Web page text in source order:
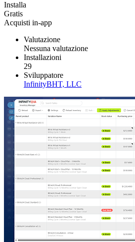
Installa
Gratis
Acquisti in-app
Valutazione
Nessuna valutazione
Installazioni
29
Sviluppatore
InfinityBHT, LLC